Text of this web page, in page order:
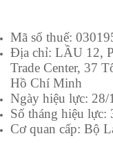
Mã số thuế:
Địa chỉ: LẦU 12,
Trade Center, 37
Hồ Chí Minh
Ngày hiệu lực: 28/
Số tháng hiệu lực:
Cơ quan cấp: Bộ